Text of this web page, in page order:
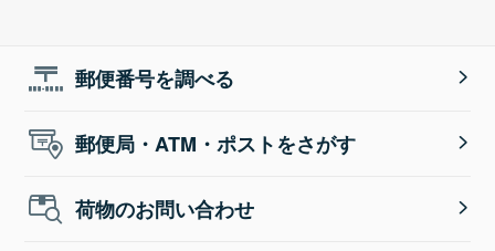
郵便番号を調べる
郵便局・ATM・ポストをさがす
荷物のお問い合わせ